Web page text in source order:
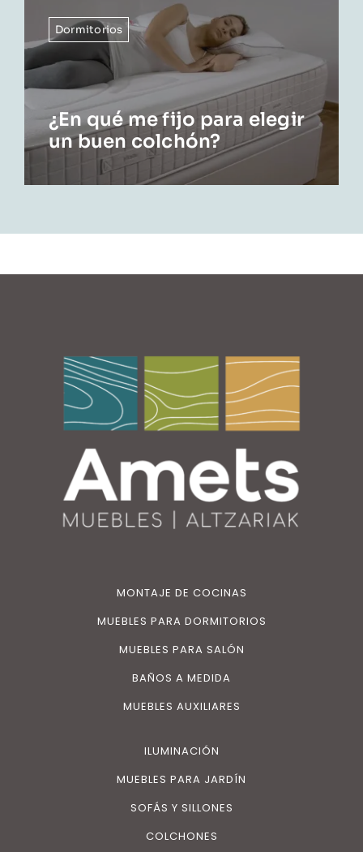
Dormitorios
¿En qué me fijo para elegir
un buen colchón?
MONTAJE DE COCINAS
MUEBLES PARA DORMITORIOS
MUEBLES PARA SALÓN
BAÑOS A MEDIDA
MUEBLES AUXILIARES
ILUMINACIÓN
MUEBLES PARA JARDÍN
SOFÁS Y SILLONES
COLCHONES